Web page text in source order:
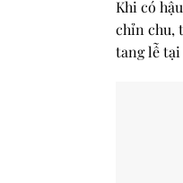
Khi có
chỉn chu,
tang lễ tại